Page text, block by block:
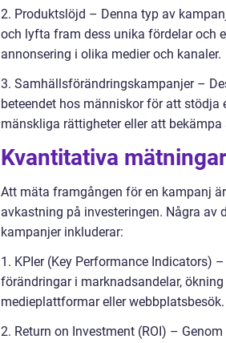
2. Produktslöjd – Denna typ av
och lyfta fram dess unika fördelar och
annonsering i olika medier och kanaler.
3. Samhällsförändringskampanjer –
beteendet hos människor för att
mänskliga rättigheter eller att
Kvantitativa
Att mäta framgången för en kampanj
avkastning på investeringen. Några
kampanjer inkluderar:
1. KPIer (Key Performance Indicators)
förändringar i marknadsandelar,
medieplattformar eller webbplatsbesök.
2. Return on Investment (ROI) –